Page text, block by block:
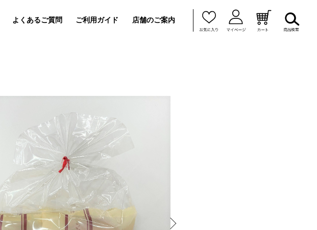
よくあるご質問 ご利用ガイド 店舗のご案内